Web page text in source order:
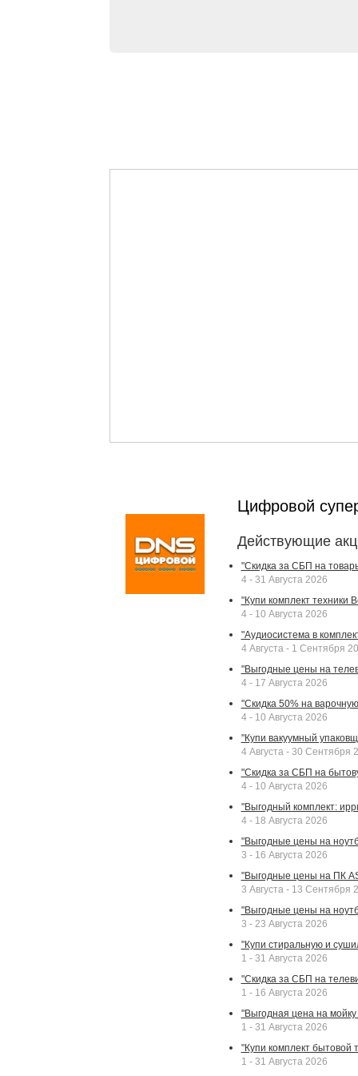
Цифровой
Действующие
"Скидка за СБП на
4 - 31 Августа 2026
"Купи комплект техники
4 - 10 Августа 2026
"Аудиосистема в
4 Августа - 1 Сентября
"Выгодные цены на
4 - 17 Августа 2026
"Скидка 50% на
4 - 10 Августа 2026
"Купи вакуумный
4 Августа - 30 Сентября
"Скидка за СБП на
4 - 10 Августа 2026
"Выгодный комплект:
4 - 18 Августа 2026
"Выгодные цены на
3 - 16 Августа 2026
"Выгодные цены на ПК
3 Августа - 13 Сентября
"Выгодные цены на
3 - 23 Августа 2026
"Купи стиральную и
1 - 31 Августа 2026
"Скидка за СБП на
1 - 16 Августа 2026
"Выгодная цена на
1 - 31 Августа 2026
"Купи комплект бытовой
1 - 31 Августа 2026